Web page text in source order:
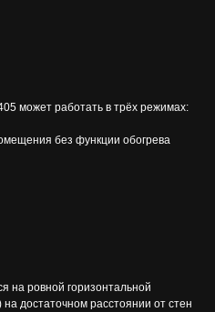
может работать в трёх режимах:
без функции обогрева
на ровной горизонтальной
достаточном расстоянии от стен